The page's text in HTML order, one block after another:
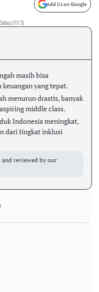
Add Us on Google
(11/3)
masih bisa
yang tepat.
menurun drastis, banyak
middle class.
Indonesia meningkat,
dari tingkat inklusi
and reviewed by our